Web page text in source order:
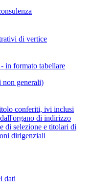
di vertice
in formato tabellare
generali)
conferiti, ivi inclusi
di indirizzo
di selezione e titolari di
dirigenziali
dati